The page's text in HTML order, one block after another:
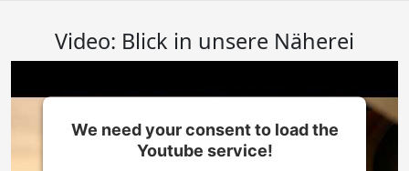
Video: Blick in unsere Näherei
We need your consent to load the
Youtube service!